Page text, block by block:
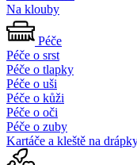
Na klouby
Péče
Péče o srst
Péče o tlapky
Péče o uši
Péče o kůži
Péče o oči
Péče o zuby
Kartáče a kleště na